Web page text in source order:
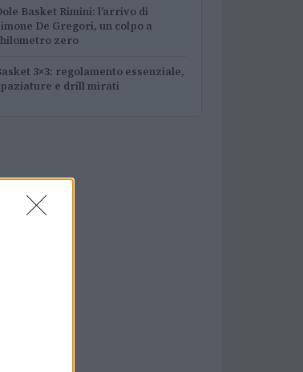
Basket Rimini: l’arrivo di
De Gregori, un colpo a
zero
3×3: regolamento essenziale,
e drill mirati